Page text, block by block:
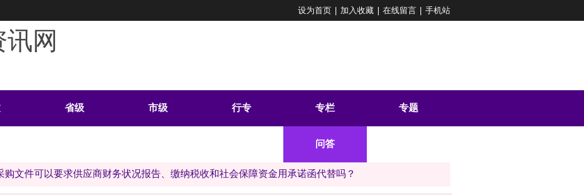
网
设为首页 加入收藏 在线留言 手机站
省级 市级 行专 专栏 专题
问答
购文件可以要求供应商财务状况报告、缴纳税收和社会保障资金用承诺函代替吗？